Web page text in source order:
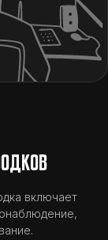
включает